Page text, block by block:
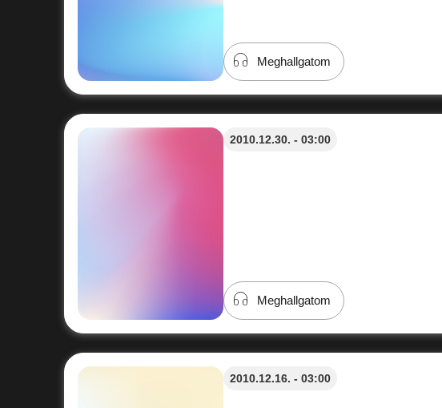
Meghallgatom
2010.12.30. - 03:00
Meghallgatom
2010.12.16. - 03:00